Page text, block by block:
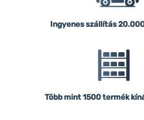
Ingyenes szállítás
Több mint 1500 termék